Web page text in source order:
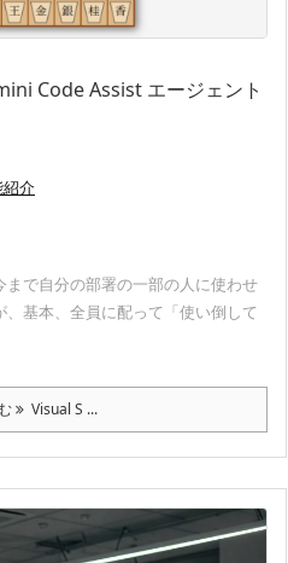
Code Assist エージェント
介
で自分の部署の一部の人に使わせ
基本、全員に配って「使い倒して
Visual S ...